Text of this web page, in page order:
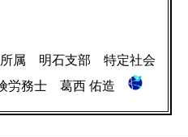
所属 明石支部 特定社会
労務士 葛西 佑造